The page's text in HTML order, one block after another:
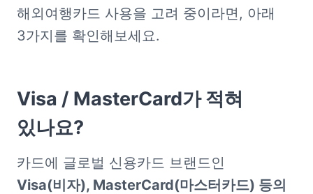
해외여행카드 사용을 고려 중이라면, 아래
3가지를 확인해보세요.
Visa / MasterCard가 적혀
있나요?
Visa(비자), MasterCard(마스터카드) 등의